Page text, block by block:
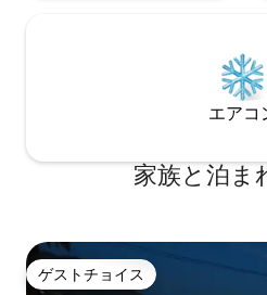
エアコ
家族と泊ま
ゲストチョイス
ゲストチョイス